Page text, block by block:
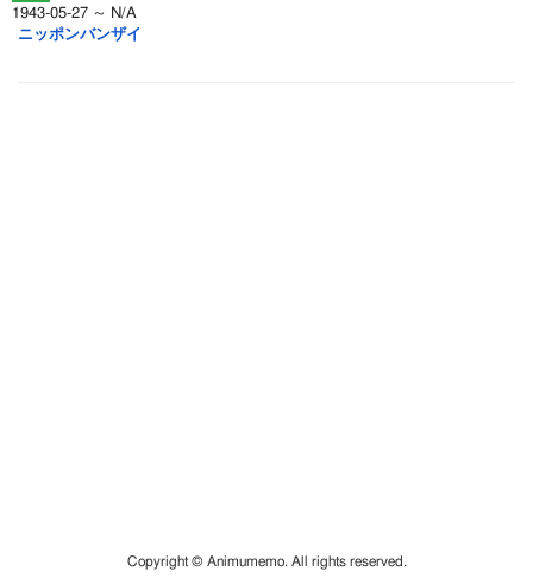
1943-05-27 ～ N/A
ニッポンバンザイ
Copyright © Animumemo. All rights reserved.